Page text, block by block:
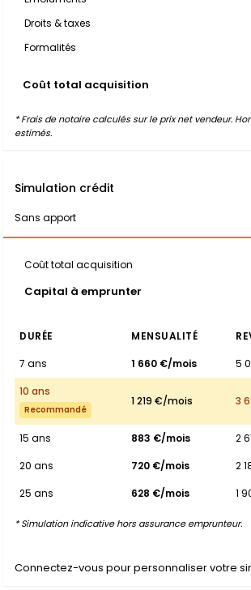
Droits & taxes
Formalités
Coût total acquisition
* Frais de notaire calculés sur le prix net vendeur.
estimés.
Simulation crédit
Sans apport
Coût total acquisition
Capital à emprunter
DURÉE MENSUALITÉ
7 ans
1 660 €/mois
5
10 ans
Recommandé
1 219 €/mois 3
15 ans 883 €/mois
2
20 ans
720 €/mois
2
25 ans
628 €/mois 1
* Simulation indicative hors assurance emprunteur.
Connectez-vous pour personnaliser votre